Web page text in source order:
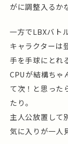
がに調整入るか
一方でLBXバト
キャラクターは
手を手球にとれ
CPUが結構ちゃ
て次！と思った
たり。
主人公放置して
気に入りが一人